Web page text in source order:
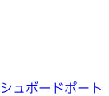
ュボードポート